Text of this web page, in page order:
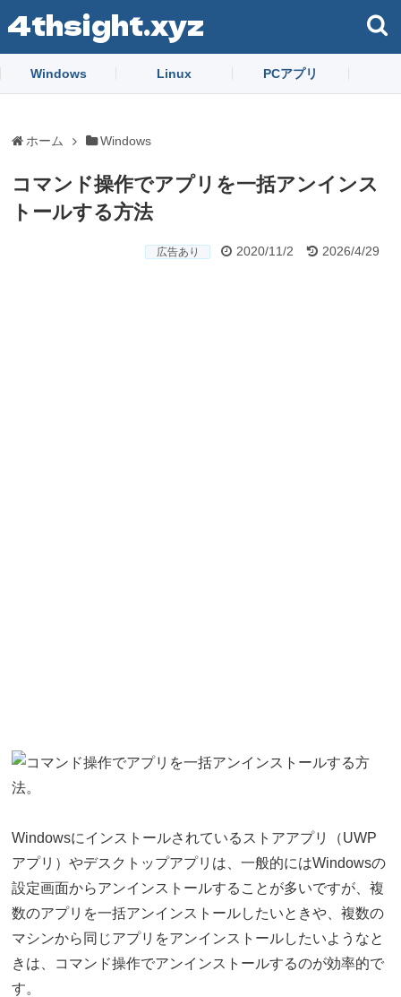
4thsight.xyz
Windows Linux PCアプリ
ホーム Windows
コマンド操作でアプリを一括アンインス
トールする方法
広告あり 2020/11/2 2026/4/29
Windowsにインストールされているストアアプリ（UWP
アプリ）やデスクトップアプリは、一般的にはWindowsの
設定画面からアンインストールすることが多いですが、複
数のアプリを一括アンインストールしたいときや、複数の
マシンから同じアプリをアンインストールしたいようなと
きは、コマンド操作でアンインストールするのが効率的で
す。